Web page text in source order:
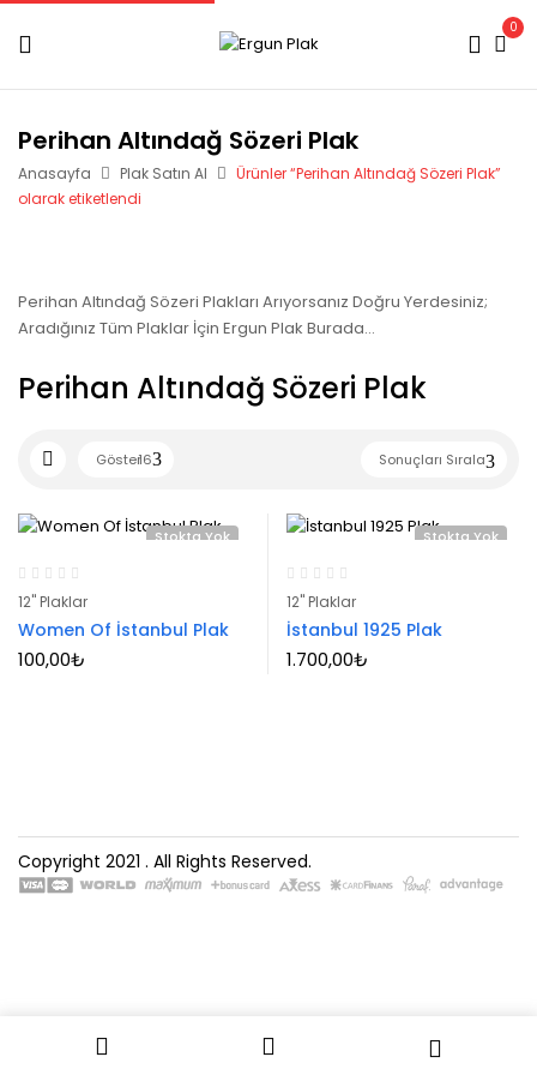
0
Perihan Altındağ Sözeri Plak
Anasayfa Plak Satın Al
Ürünler “Perihan Altındağ Sözeri Plak”
olarak etiketlendi
Perihan Altındağ Sözeri Plakları Arıyorsanız Doğru Yerdesiniz;
Aradığınız Tüm Plaklar İçin Ergun Plak Burada…
Perihan Altındağ Sözeri Plak
Sonuçları Sırala
Göster16
Stokta Yok
12" Plaklar
Women Of İstanbul Plak
100,00₺
Stokta Yok
12" Plaklar
İstanbul 1925 Plak
1.700,00₺
Copyright 2021 . All Rights Reserved.